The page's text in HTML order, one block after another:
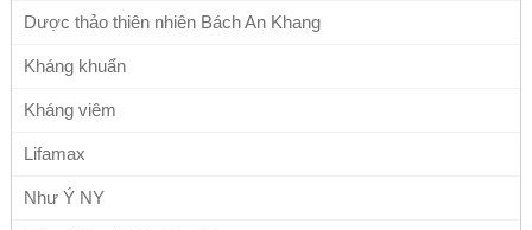
Dược thảo thiên nhiên Bách An Khang
Kháng khuẩn
Kháng viêm
Lifamax
Như Ý NY